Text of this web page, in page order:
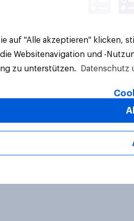
auf "Alle akzeptieren" klicken,
Websitenavigation und -
zu unterstützen.
Datenschutz